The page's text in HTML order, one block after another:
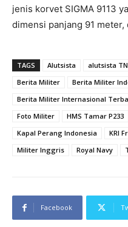
jenis korvet SIGMA 9113
dimensi panjang 91 meter,
TAGS Alutsista alutsista
Berita Militer
Berita Militer
Berita Militer Internasional
Foto Militer
HMS Tamar P233
Kapal Perang Indonesia
KRI
Militer Inggris
Royal Navy
Facebook